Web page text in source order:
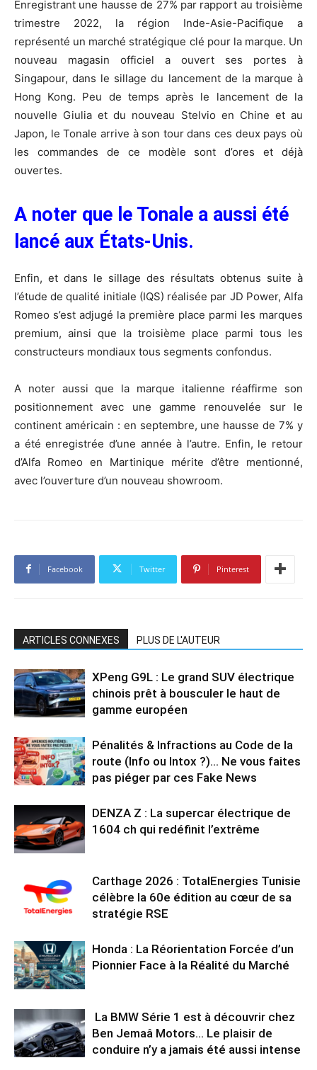
Enregistrant une hausse de 27% par rapport au troisième
trimestre 2022, la région Inde-Asie-Pacifique a
représenté un marché stratégique clé pour la marque. Un
nouveau magasin officiel a ouvert ses portes à
Singapour, dans le sillage du lancement de la marque à
Hong Kong. Peu de temps après le lancement de la
nouvelle Giulia et du nouveau Stelvio en Chine et au
Japon, le Tonale arrive à son tour dans ces deux pays où
les commandes de ce modèle sont d’ores et déjà
ouvertes.
A noter que le Tonale a aussi été
lancé aux États-Unis.
Enfin, et dans le sillage des résultats obtenus suite à
l’étude de qualité initiale (IQS) réalisée par JD Power, Alfa
Romeo s’est adjugé la première place parmi les marques
premium, ainsi que la troisième place parmi tous les
constructeurs mondiaux tous segments confondus.
A noter aussi que la marque italienne réaffirme son
positionnement avec une gamme renouvelée sur le
continent américain : en septembre, une hausse de 7% y
a été enregistrée d’une année à l’autre. Enfin, le retour
d’Alfa Romeo en Martinique mérite d’être mentionné,
avec l’ouverture d’un nouveau showroom.
Facebook Twitter Pinterest
ARTICLES CONNEXES PLUS DE L'AUTEUR
XPeng G9L : Le grand SUV électrique
chinois prêt à bousculer le haut de
gamme européen
Pénalités & Infractions au Code de la
route (Info ou Intox ?)… Ne vous faites
pas piéger par ces Fake News
DENZA Z : La supercar électrique de
1604 ch qui redéfinit l’extrême
Carthage 2026 : TotalEnergies Tunisie
célèbre la 60e édition au cœur de sa
stratégie RSE
Honda : La Réorientation Forcée d’un
Pionnier Face à la Réalité du Marché
La BMW Série 1 est à découvrir chez
Ben Jemaâ Motors… Le plaisir de
conduire n’y a jamais été aussi intense